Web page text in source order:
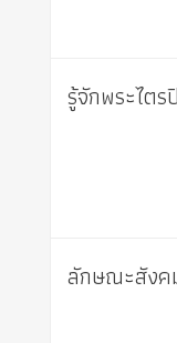
รู้จักพระไต
ลักษณะสัง